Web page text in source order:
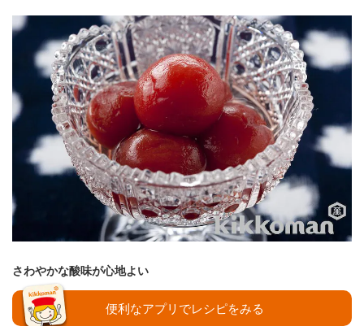
さわやかな酸味が心地よい
便利なアプリでレシピをみる